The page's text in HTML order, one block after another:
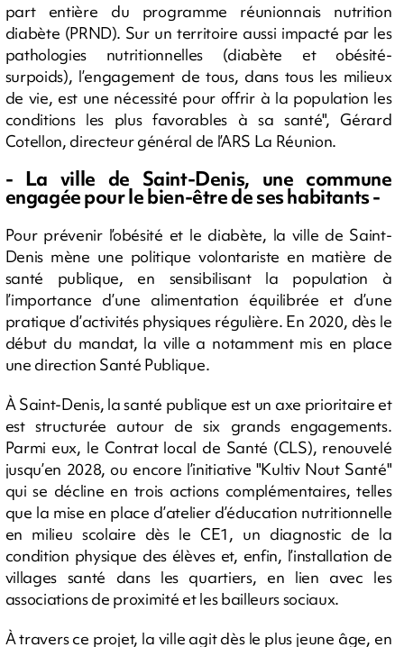
part entière du programme réunionnais nutrition
diabète (PRND). Sur un territoire aussi impacté par les
pathologies nutritionnelles (diabète et obésité-
surpoids), l’engagement de tous, dans tous les milieux
de vie, est une nécessité pour offrir à la population les
conditions les plus favorables à sa santé", Gérard
Cotellon, directeur général de l’ARS La Réunion.
- La ville de Saint-Denis, une commune
engagée pour le bien-être de ses habitants -
Pour prévenir l’obésité et le diabète, la ville de Saint-
Denis mène une politique volontariste en matière de
santé publique, en sensibilisant la population à
l’importance d’une alimentation équilibrée et d’une
pratique d’activités physiques régulière. En 2020, dès le
début du mandat, la ville a notamment mis en place
une direction Santé Publique.
À Saint-Denis, la santé publique est un axe prioritaire et
est structurée autour de six grands engagements.
Parmi eux, le Contrat local de Santé (CLS), renouvelé
jusqu’en 2028, ou encore l’initiative "Kultiv Nout Santé"
qui se décline en trois actions complémentaires, telles
que la mise en place d’atelier d’éducation nutritionnelle
en milieu scolaire dès le CE1, un diagnostic de la
condition physique des élèves et, enfin, l’installation de
villages santé dans les quartiers, en lien avec les
associations de proximité et les bailleurs sociaux.
À travers ce projet, la ville agit dès le plus jeune âge, en